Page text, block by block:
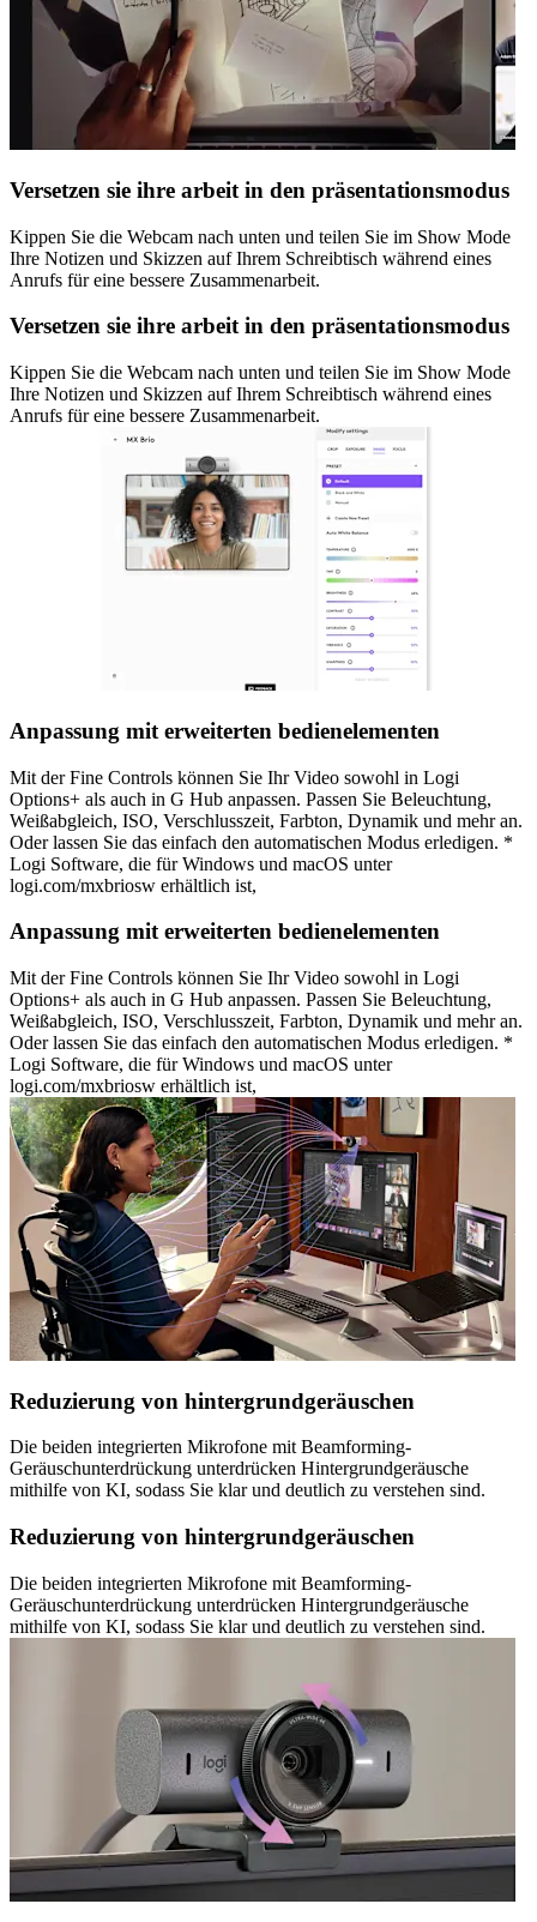
Versetzen sie ihre arbeit in den präsentationsmodus
Kippen Sie die Webcam nach unten und teilen Sie im Show Mode
Ihre Notizen und Skizzen auf Ihrem Schreibtisch während eines
Anrufs für eine bessere Zusammenarbeit.
Versetzen sie ihre arbeit in den präsentationsmodus
Kippen Sie die Webcam nach unten und teilen Sie im Show Mode
Ihre Notizen und Skizzen auf Ihrem Schreibtisch während eines
Anrufs für eine bessere Zusammenarbeit.
Anpassung mit erweiterten bedienelementen
Mit der Fine Controls können Sie Ihr Video sowohl in Logi
Options+ als auch in G Hub anpassen. Passen Sie Beleuchtung,
Weißabgleich, ISO, Verschlusszeit, Farbton, Dynamik und mehr an.
Oder lassen Sie das einfach den automatischen Modus erledigen. *
Logi Software, die für Windows und macOS unter
logi.com/mxbriosw erhältlich ist,
Anpassung mit erweiterten bedienelementen
Mit der Fine Controls können Sie Ihr Video sowohl in Logi
Options+ als auch in G Hub anpassen. Passen Sie Beleuchtung,
Weißabgleich, ISO, Verschlusszeit, Farbton, Dynamik und mehr an.
Oder lassen Sie das einfach den automatischen Modus erledigen. *
Logi Software, die für Windows und macOS unter
logi.com/mxbriosw erhältlich ist,
Reduzierung von hintergrundgeräuschen
Die beiden integrierten Mikrofone mit Beamforming-
Geräuschunterdrückung unterdrücken Hintergrundgeräusche
mithilfe von KI, sodass Sie klar und deutlich zu verstehen sind.
Reduzierung von hintergrundgeräuschen
Die beiden integrierten Mikrofone mit Beamforming-
Geräuschunterdrückung unterdrücken Hintergrundgeräusche
mithilfe von KI, sodass Sie klar und deutlich zu verstehen sind.